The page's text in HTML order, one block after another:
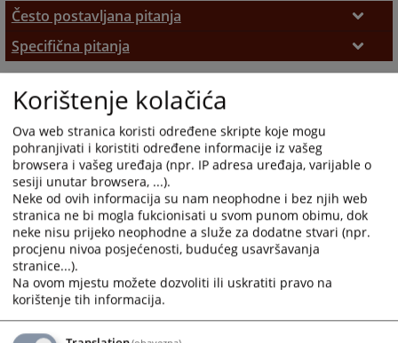
Često postavljana pitanja
Često postavljana pitanja
Specifična pitanja
Zemljišno-knjižni izvadak
Korištenje kolačića
Ova web stranica koristi određene skripte koje mogu
pohranjivati i koristiti određene informacije iz vašeg
browsera i vašeg uređaja (npr. IP adresa uređaja, varijable o
sesiji unutar browsera, ...).
Neke od ovih informacija su nam neophodne i bez njih web
stranica ne bi mogla fukcionisati u svom punom obimu, dok
neke nisu prijeko neophodne a služe za dodatne stvari (npr.
procjenu nivoa posjećenosti, budućeg usavršavanja
stranice...).
Na ovom mjestu možete dozvoliti ili uskratiti pravo na
korištenje tih informacija.